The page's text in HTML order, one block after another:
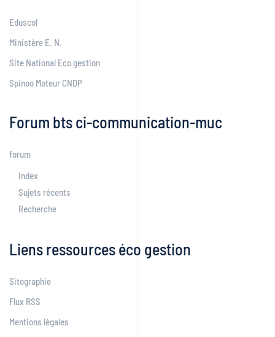
Eduscol
Ministère E. N.
Site National Eco gestion
Spinoo Moteur CNDP
Forum bts ci-communication-muc
forum
Index
Sujets récents
Recherche
Liens ressources éco gestion
Sitographie
Flux RSS
Mentions légales